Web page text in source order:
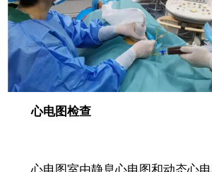
心电图检查
心电图室由静息心电图和动态心电